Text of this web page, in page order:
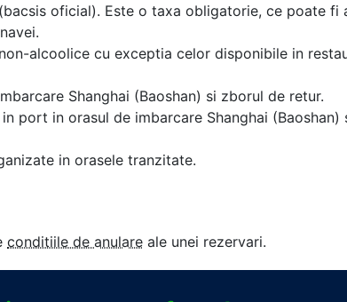
(bacsis oficial). Este o taxa obligatorie, ce poate fi
alcoolice cu exceptia celor disponibile in
Shanghai (Baoshan) si zborul de retur.
port in orasul de imbarcare Shanghai (Baoshan)
in orasele tranzitate.
conditiile de anulare ale unei rezervari.